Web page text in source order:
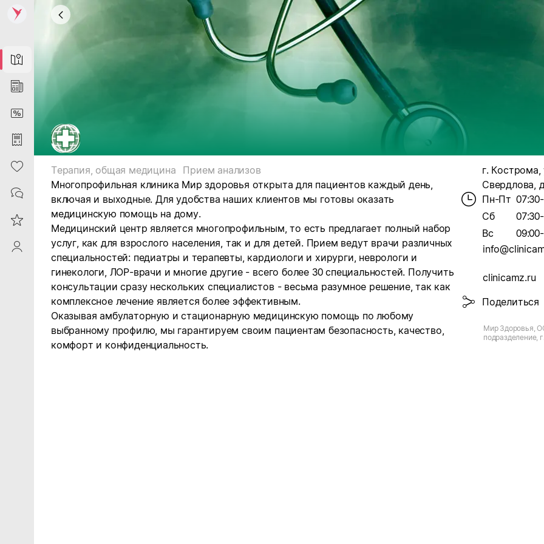
Map
News
DiscountCard
Purchases
Heart
Contacts
Reviews
ProfileSaby
Терапия, общая медицина
Прием анализов
Многопрофильная клиника Мир здоровья открыта для пациентов каждый день,
включая и выходные. Для удобства наших клиентов мы готовы оказать
медицинскую помощь на дому.
Медицинский центр является многопрофильным, то есть предлагает полный набор
услуг, как для взрослого населения, так и для детей. Прием ведут врачи различных
специальностей: педиатры и терапевты, кардиологи и хирурги, неврологи и
гинекологи, ЛОР-врачи и многие другие - всего более 30 специальностей. Получить
консультации сразу нескольких специалистов - весьма разумное решение, так как
комплексное лечение является более эффективным.
Оказывая амбулаторную и стационарную медицинскую помощь по любому
выбранному профилю, мы гарантируем своим пациентам безопасность, качество,
комфорт и конфиденциальность.
г. Кострома,
Свердлова,
Пн-Пт
Сб
Вс
clinicamz.ru
Поделиться
Мир Здоровья,
подразделение,